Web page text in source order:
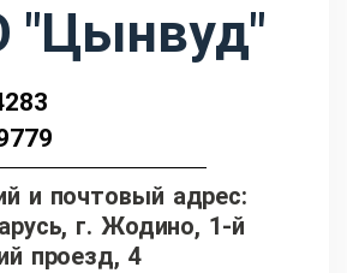
"Цынвуд"
и почтовый адрес:
г. Жодино, 1-й
проезд, 4